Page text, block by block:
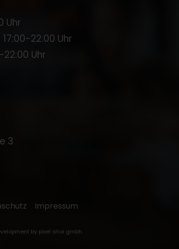
Uhr
17:00-22:00 Uhr
22:00 Uhr
3
Impressum
by pixel ahoi gmbh.